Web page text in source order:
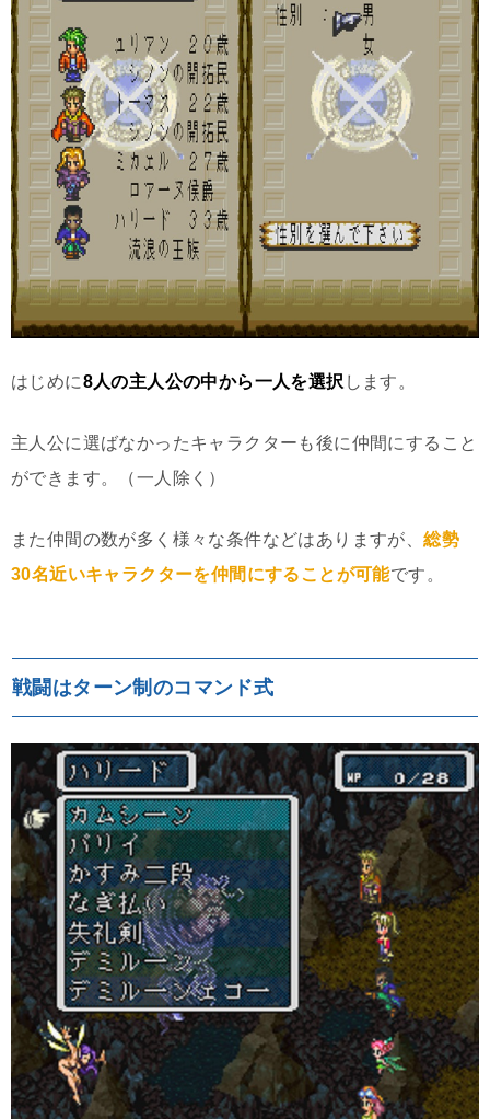
はじめに8人の主人公の中から一人を選択 します。
主人公に選ばなかったキャラクターも後に仲間にすること
ができます。（一人除く）
また仲間の数が多く様々な条件などはありますが、総勢
30名近いキャラクターを仲間にすることが可能です。
戦闘はターン制のコマンド式